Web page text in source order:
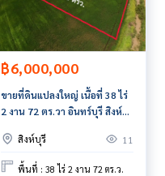
฿6,000,000
ขายที่ดินแปลงใหญ่ เนื้อที่ 38 ไร่
2 งาน 72 ตร.วา อินทร์บุรี สิงห์บุรี
สิงห์บุรี
11
พื้นที่ : 38 ไร่ 2 งาน 72 ตร.ว.